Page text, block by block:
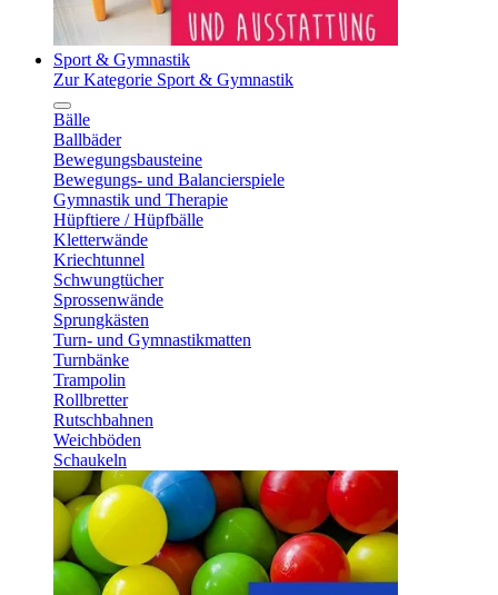
Sport & Gymnastik
Zur Kategorie Sport & Gymnastik
Bälle
Ballbäder
Bewegungsbausteine
Bewegungs- und Balancierspiele
Gymnastik und Therapie
Hüpftiere / Hüpfbälle
Kletterwände
Kriechtunnel
Schwungtücher
Sprossenwände
Sprungkästen
Turn- und Gymnastikmatten
Turnbänke
Trampolin
Rollbretter
Rutschbahnen
Weichböden
Schaukeln